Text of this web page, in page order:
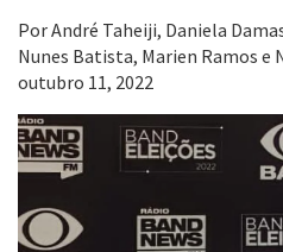
Por André Taheiji, Daniela
Nunes Batista, Marien Ramos e
outubro 11, 2022